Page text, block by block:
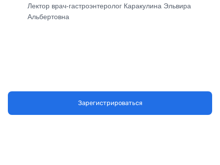
Лектор врач-гастроэнтеролог Каракулина Эльвира
Альбертовна
Зарегистрироваться